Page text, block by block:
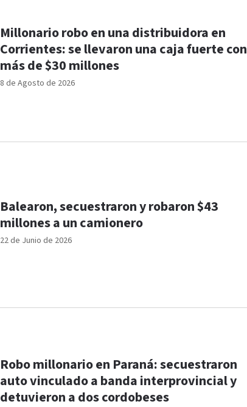
8 de Agosto de 2026
Millonario robo en una distribuidora en
Corrientes: se llevaron una caja fuerte con
más de $30 millones
22 de Junio de 2026
Balearon, secuestraron y robaron $43
millones a un camionero
Robo millonario en Paraná: secuestraron
auto vinculado a banda interprovincial y
detuvieron a dos cordobeses